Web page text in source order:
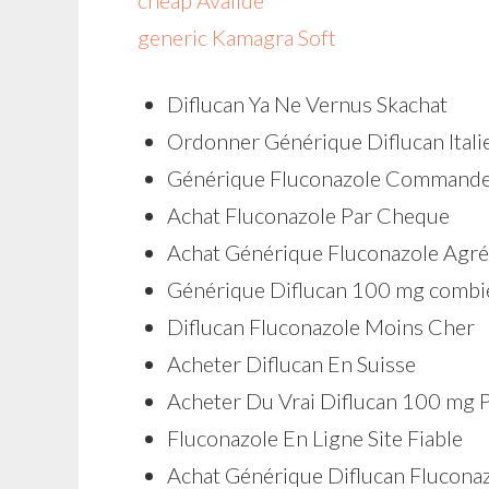
generic Kamagra Soft
Diflucan Ya Ne Vernus Skachat
Ordonner Générique Diflucan
Générique Fluconazole
Achat Fluconazole Par Cheque
Achat Générique Fluconazole
Générique Diflucan 100 mg
Diflucan Fluconazole Moins Cher
Acheter Diflucan En Suisse
Acheter Du Vrai Diflucan 100 mg
Fluconazole En Ligne Site Fiable
Achat Générique Diflucan